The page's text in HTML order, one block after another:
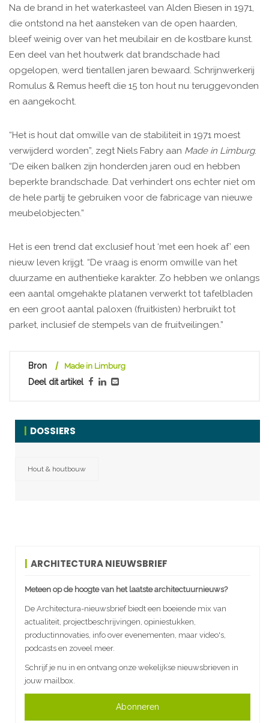
Na de brand in het waterkasteel van Alden Biesen in 1971,
die ontstond na het aansteken van de open haarden,
bleef weinig over van het meubilair en de kostbare kunst.
Een deel van het houtwerk dat brandschade had
opgelopen, werd tientallen jaren bewaard. Schrijnwerkerij
Romulus & Remus heeft die 15 ton hout nu teruggevonden
en aangekocht.
“Het is hout dat omwille van de stabiliteit in 1971 moest
verwijderd worden”, zegt Niels Fabry aan Made in Limburg.
“De eiken balken zijn honderden jaren oud en hebben
beperkte brandschade. Dat verhindert ons echter niet om
de hele partij te gebruiken voor de fabricage van nieuwe
meubelobjecten.”
Het is een trend dat exclusief hout ‘met een hoek af’ een
nieuw leven krijgt. “De vraag is enorm omwille van het
duurzame en authentieke karakter. Zo hebben we onlangs
een aantal omgehakte platanen verwerkt tot tafelbladen
en een groot aantal paloxen (fruitkisten) herbruikt tot
parket, inclusief de stempels van de fruitveilingen.”
Bron Made in Limburg
Deel dit artikel
DOSSIERS
Hout & houtbouw
ARCHITECTURA NIEUWSBRIEF
Meteen op de hoogte van het laatste architectuurnieuws?
De Architectura-nieuwsbrief biedt een boeiende mix van
actualiteit, projectbeschrijvingen, opiniestukken,
productinnovaties, info over evenementen, maar video's,
podcasts en zoveel meer.
Schrijf je nu in en ontvang onze wekelijkse nieuwsbrieven in
jouw mailbox.
Abonneren